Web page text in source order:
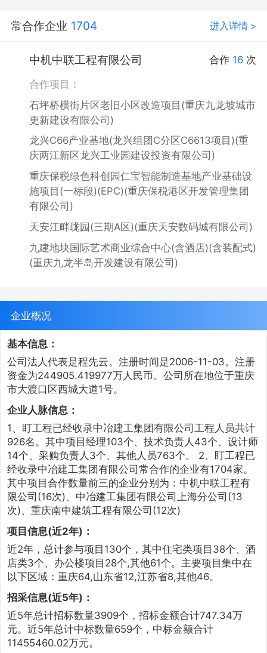
常合作企业 1704 进入详情 >
中机中联工程有限公司 合作 16 次
合作项目：
石坪桥横街片区老旧小区改造项目(重庆九龙坡城市
更新建设有限公司)
龙兴C66产业基地(龙兴组团C分区C6613项目)(重
庆两江新区龙兴工业园建设投资有限公司)
重庆保税绿色科创园仁宝智能制造基地产业基础设
施项目(一标段)(EPC)(重庆保税港区开发管理集团
有限公司)
天安江畔珑园(三期A区)(重庆天安数码城有限公司)
九建地块国际艺术商业综合中心(含酒店)(含装配式)
(重庆九龙半岛开发建设有限公司)
企业概况
基本信息：
公司法人代表是程先云。注册时间是2006-11-03。注册
资金为244905.419977万人民币。公司所在地位于重庆
市大渡口区西城大道1号。
企业人脉信息：
1、盯工程已经收录中冶建工集团有限公司工程人员共计
926名。其中项目经理103个、技术负责人43个、设计师
14个、采购负责人3个、其他人员763个。 2、盯工程已
经收录中冶建工集团有限公司常合作的企业有1704家。
其中项目合作数量前三的企业分别为：中机中联工程有
限公司(16次)、中冶建工集团有限公司上海分公司(13
次)、重庆南中建筑工程有限公司(12次)
项目信息(近2年)：
近2年，总计参与项目130个，其中住宅类项目38个、酒
店类3个、办公楼项目28个,其他61个。主要项目集中在
以下区域：重庆64,山东省12,江苏省8,其他46。
招采信息(近5年)：
近5年总计招标数量3909个，招标金额合计747.34万
元。近5年总计中标数量659个，中标金额合计
11455460.02万元。